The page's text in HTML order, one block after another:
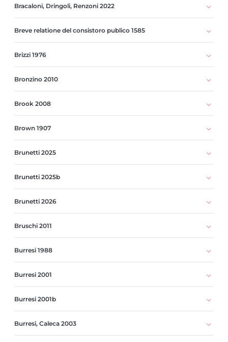
Bracaloni, Dringoli, Renzoni 2022
Breve relatione del consistoro publico 1585
Brizzi 1976
Bronzino 2010
Brook 2008
Brown 1907
Brunetti 2025
Brunetti 2025b
Brunetti 2026
Bruschi 2011
Burresi 1988
Burresi 2001
Burresi 2001b
Burresi, Caleca 2003